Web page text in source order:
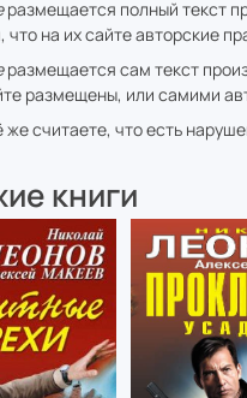
размещается полный текст
на их сайте авторские
размещается сам текст
размещены, или самими
же считаете, что есть
книги